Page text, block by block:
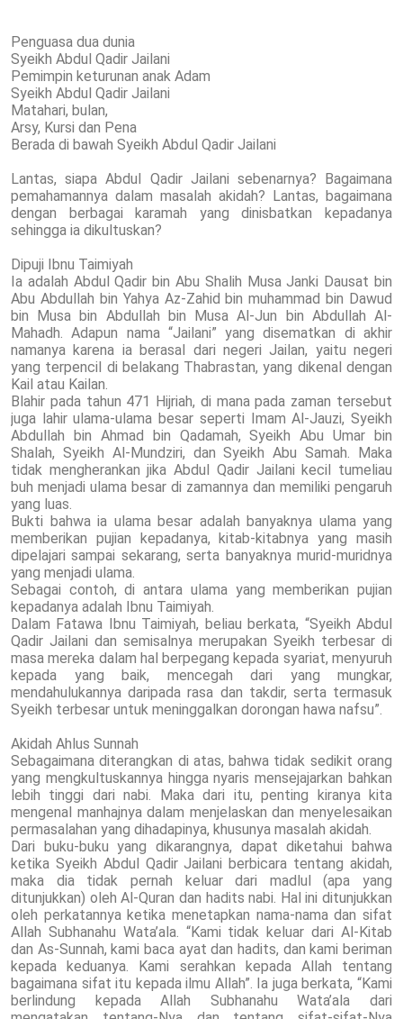
Penguasa dua dunia
Syeikh Abdul Qadir Jailani
Pemimpin keturunan anak Adam
Syeikh Abdul Qadir Jailani
Matahari, bulan,
Arsy, Kursi dan Pena
Berada di bawah Syeikh Abdul Qadir Jailani
Lantas, siapa Abdul Qadir Jailani sebenarnya? Bagaimana
pemahamannya dalam masalah akidah? Lantas, bagaimana
dengan berbagai karamah yang dinisbatkan kepadanya
sehingga ia dikultuskan?
Dipuji Ibnu Taimiyah
Ia adalah Abdul Qadir bin Abu Shalih Musa Janki Dausat bin
Abu Abdullah bin Yahya Az-Zahid bin muhammad bin Dawud
bin Musa bin Abdullah bin Musa Al-Jun bin Abdullah Al-
Mahadh. Adapun nama “Jailani” yang disematkan di akhir
namanya karena ia berasal dari negeri Jailan, yaitu negeri
yang terpencil di belakang Thabrastan, yang dikenal dengan
Kail atau Kailan.
Blahir pada tahun 471 Hijriah, di mana pada zaman tersebut
juga lahir ulama-ulama besar seperti Imam Al-Jauzi, Syeikh
Abdullah bin Ahmad bin Qadamah, Syeikh Abu Umar bin
Shalah, Syeikh Al-Mundziri, dan Syeikh Abu Samah. Maka
tidak mengherankan jika Abdul Qadir Jailani kecil tumeliau
buh menjadi ulama besar di zamannya dan memiliki pengaruh
yang luas.
Bukti bahwa ia ulama besar adalah banyaknya ulama yang
memberikan pujian kepadanya, kitab-kitabnya yang masih
dipelajari sampai sekarang, serta banyaknya murid-muridnya
yang menjadi ulama.
Sebagai contoh, di antara ulama yang memberikan pujian
kepadanya adalah Ibnu Taimiyah.
Dalam Fatawa Ibnu Taimiyah, beliau berkata, “Syeikh Abdul
Qadir Jailani dan semisalnya merupakan Syeikh terbesar di
masa mereka dalam hal berpegang kepada syariat, menyuruh
kepada yang baik, mencegah dari yang mungkar,
mendahulukannya daripada rasa dan takdir, serta termasuk
Syeikh terbesar untuk meninggalkan dorongan hawa nafsu”.
Akidah Ahlus Sunnah
Sebagaimana diterangkan di atas, bahwa tidak sedikit orang
yang mengkultuskannya hingga nyaris mensejajarkan bahkan
lebih tinggi dari nabi. Maka dari itu, penting kiranya kita
mengenal manhajnya dalam menjelaskan dan menyelesaikan
permasalahan yang dihadapinya, khusunya masalah akidah.
Dari buku-buku yang dikarangnya, dapat diketahui bahwa
ketika Syeikh Abdul Qadir Jailani berbicara tentang akidah,
maka dia tidak pernah keluar dari madlul (apa yang
ditunjukkan) oleh Al-Quran dan hadits nabi. Hal ini ditunjukkan
oleh perkatannya ketika menetapkan nama-nama dan sifat
Allah Subhanahu Wata’ala. “Kami tidak keluar dari Al-Kitab
dan As-Sunnah, kami baca ayat dan hadits, dan kami beriman
kepada keduanya. Kami serahkan kepada Allah tentang
bagaimana sifat itu kepada ilmu Allah”. Ia juga berkata, “Kami
berlindung kepada Allah Subhanahu Wata’ala dari